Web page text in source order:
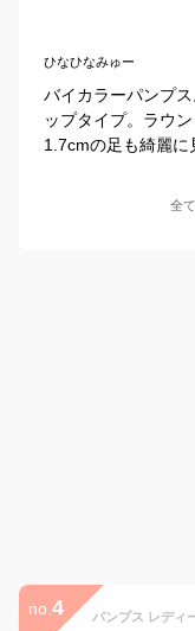
ひなひなみゅー
バイカラーパンプ
ップタイプ。ラウ
1.7cmの足も綺麗に
全
no. 4